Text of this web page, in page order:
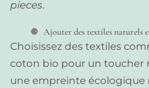
pieces.
Ajouter des textiles naturels
Choisissez des textiles
coton bio pour un toucher
une empreinte écologique